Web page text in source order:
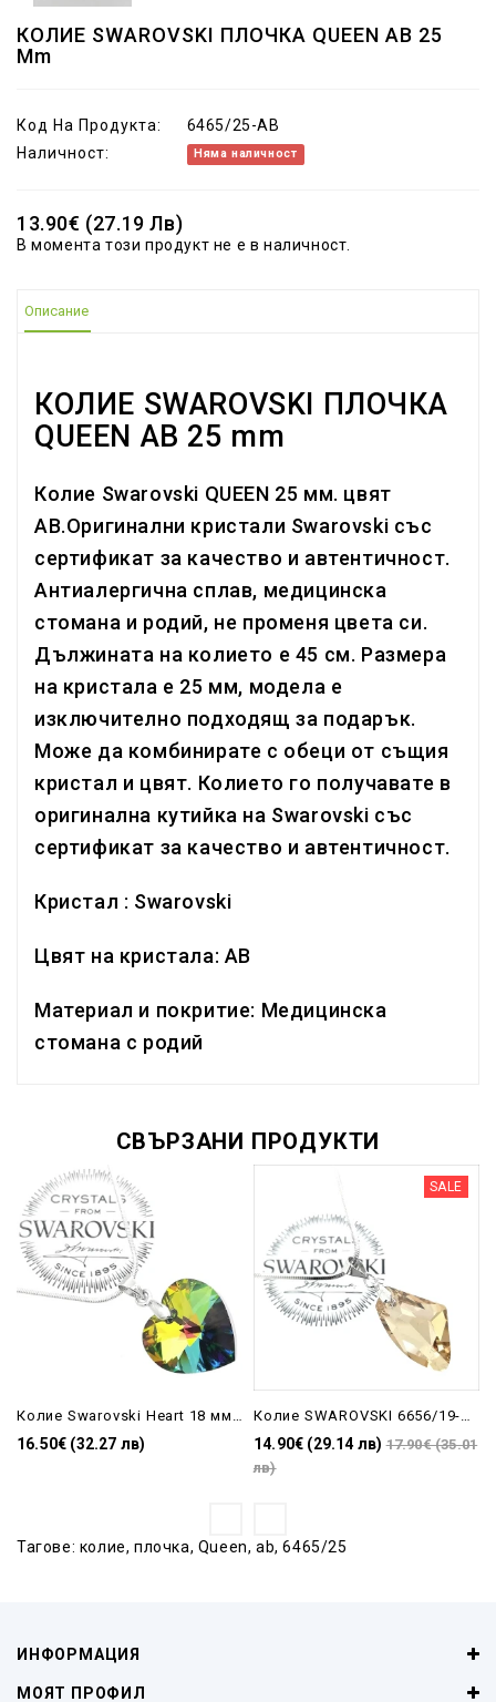
КОЛИЕ SWAROVSKI ПЛОЧКА QUEEN AB 25
Mm
Код На Продукта:
6465/25-AB
Наличност:
Няма наличност
13.90€ (27.19 Лв)
В момента този продукт не е в наличност.
Описание
КОЛИЕ SWAROVSKI ПЛОЧКА
QUEEN AB 25 mm
Колие Swarovski QUEEN 25 мм. цвят
AB.Оригинални кристали Swarovski със
сертификат за качество и автентичност.
Антиалергична сплав, медицинска
стомана и родий, не променя цвета си.
Дължината на колието е 45 см. Размера
на кристала е 25 мм, модела е
изключително подходящ за подарък.
Може да комбинирате с обеци от същия
кристал и цвят. Колието го получавате в
оригинална кутийка на Swarovski със
сертификат за качество и автентичност.
Кристал : Swarovski
Цвят на кристала: AB
Материал и покритие: Медицинска
стомана с родий
СВЪРЗАНИ ПРОДУКТИ
16.50€ (32.27 лв)
SALE
14.90€ (29.14 лв) 17.90€ (35.01
лв)
Тагове: колие,плочка, Queen,ab,6465/25
ИНФОРМАЦИЯ
МОЯТ ПРОФИЛ